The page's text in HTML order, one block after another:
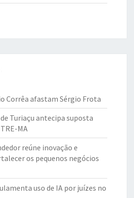
Corrêa afastam Sérgio Frota
Turiaçu antecipa suposta
MA
reúne inovação e
os pequenos negócios
uso de IA por juízes no